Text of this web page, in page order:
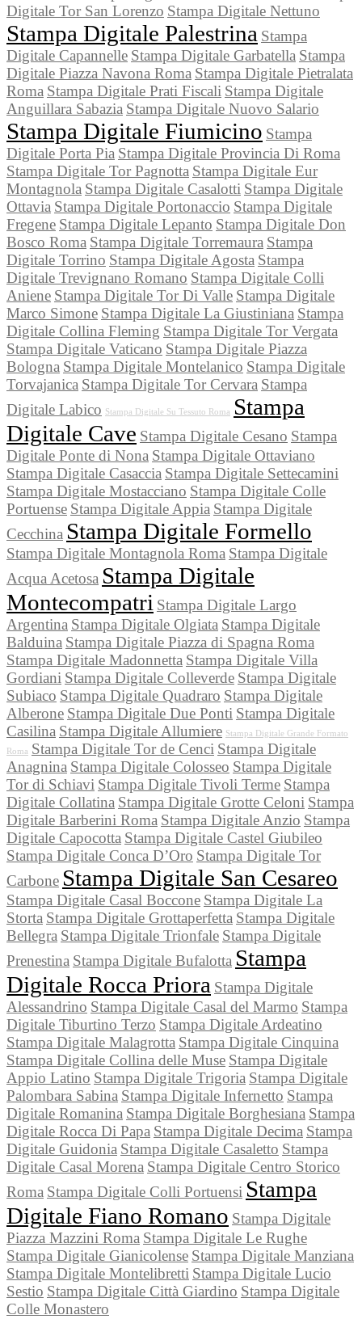
Digitale Tor San Lorenzo Stampa Digitale Nettuno
Stampa Digitale Palestrina Stampa
Digitale Capannelle Stampa Digitale Garbatella Stampa
Digitale Piazza Navona Roma Stampa Digitale Pietralata
Roma Stampa Digitale Prati Fiscali Stampa Digitale
Anguillara Sabazia Stampa Digitale Nuovo Salario
Stampa Digitale Fiumicino Stampa
Digitale Porta Pia Stampa Digitale Provincia Di Roma
Stampa Digitale Tor Pagnotta Stampa Digitale Eur
Montagnola Stampa Digitale Casalotti Stampa Digitale
Ottavia Stampa Digitale Portonaccio Stampa Digitale
Fregene Stampa Digitale Lepanto Stampa Digitale Don
Bosco Roma Stampa Digitale Torremaura Stampa
Digitale Torrino Stampa Digitale Agosta Stampa
Digitale Trevignano Romano Stampa Digitale Colli
Aniene Stampa Digitale Tor Di Valle Stampa Digitale
Marco Simone Stampa Digitale La Giustiniana Stampa
Digitale Collina Fleming Stampa Digitale Tor Vergata
Stampa Digitale Vaticano Stampa Digitale Piazza
Bologna Stampa Digitale Montelanico Stampa Digitale
Torvajanica Stampa Digitale Tor Cervara Stampa
Digitale Labico Stampa Digitale Su Tessuto Roma
Stampa
Digitale Cave Stampa Digitale Cesano Stampa
Digitale Ponte di Nona Stampa Digitale Ottaviano
Stampa Digitale Casaccia Stampa Digitale Settecamini
Stampa Digitale Mostacciano Stampa Digitale Colle
Portuense Stampa Digitale Appia Stampa Digitale
Cecchina Stampa Digitale Formello
Stampa Digitale Montagnola Roma Stampa Digitale
Acqua Acetosa Stampa Digitale
Montecompatri Stampa Digitale Largo
Argentina Stampa Digitale Olgiata Stampa Digitale
Balduina Stampa Digitale Piazza di Spagna Roma
Stampa Digitale Madonnetta Stampa Digitale Villa
Gordiani Stampa Digitale Colleverde Stampa Digitale
Subiaco Stampa Digitale Quadraro Stampa Digitale
Alberone Stampa Digitale Due Ponti Stampa Digitale
Casilina Stampa Digitale Allumiere Stampa Digitale Grande Formato
Roma Stampa Digitale Tor de Cenci Stampa Digitale
Anagnina Stampa Digitale Colosseo Stampa Digitale
Tor di Schiavi Stampa Digitale Tivoli Terme Stampa
Digitale Collatina Stampa Digitale Grotte Celoni Stampa
Digitale Barberini Roma Stampa Digitale Anzio Stampa
Digitale Capocotta Stampa Digitale Castel Giubileo
Stampa Digitale Conca D’Oro Stampa Digitale Tor
Carbone Stampa Digitale San Cesareo
Stampa Digitale Casal Boccone Stampa Digitale La
Storta Stampa Digitale Grottaperfetta Stampa Digitale
Bellegra Stampa Digitale Trionfale Stampa Digitale
Prenestina Stampa Digitale Bufalotta Stampa
Digitale Rocca Priora Stampa Digitale
Alessandrino Stampa Digitale Casal del Marmo Stampa
Digitale Tiburtino Terzo Stampa Digitale Ardeatino
Stampa Digitale Malagrotta Stampa Digitale Cinquina
Stampa Digitale Collina delle Muse Stampa Digitale
Appio Latino Stampa Digitale Trigoria Stampa Digitale
Palombara Sabina Stampa Digitale Infernetto Stampa
Digitale Romanina Stampa Digitale Borghesiana Stampa
Digitale Rocca Di Papa Stampa Digitale Decima Stampa
Digitale Guidonia Stampa Digitale Casaletto Stampa
Digitale Casal Morena Stampa Digitale Centro Storico
Roma Stampa Digitale Colli Portuensi Stampa
Digitale Fiano Romano Stampa Digitale
Piazza Mazzini Roma Stampa Digitale Le Rughe
Stampa Digitale Gianicolense Stampa Digitale Manziana
Stampa Digitale Montelibretti Stampa Digitale Lucio
Sestio Stampa Digitale Città Giardino Stampa Digitale
Colle Monastero